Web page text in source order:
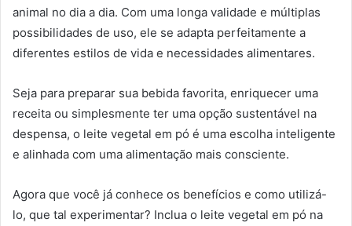
animal no dia a dia. Com uma longa validade e múltiplas
possibilidades de uso, ele se adapta perfeitamente a
diferentes estilos de vida e necessidades alimentares.
Seja para preparar sua bebida favorita, enriquecer uma
receita ou simplesmente ter uma opção sustentável na
despensa, o leite vegetal em pó é uma escolha inteligente
e alinhada com uma alimentação mais consciente.
Agora que você já conhece os benefícios e como utilizá-
lo, que tal experimentar? Inclua o leite vegetal em pó na